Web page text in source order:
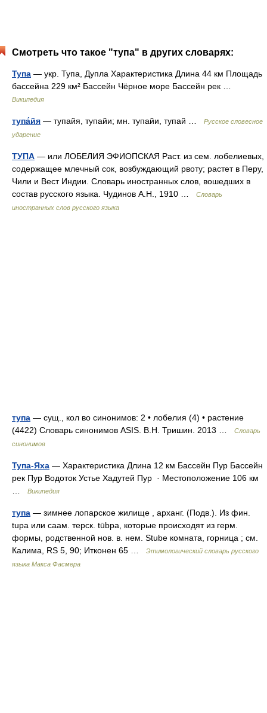
Смотреть что такое "тупа" в других словарях:
Тупа — укр. Тупа, Дупла Характеристика Длина 44 км Площадь
бассейна 229 км² Бассейн Чёрное море Бассейн рек …
Википедия
тупа́йя — тупайя, тупайи; мн. тупайи, тупай …
Русское словесное
ударение
ТУПА — или ЛОБЕЛИЯ ЭФИОПСКАЯ Раст. из сем. лобелиевых,
содержащее млечный сок, возбуждающий рвоту; растет в Перу,
Чили и Вест Индии. Словарь иностранных слов, вошедших в
состав русского языка. Чудинов А.Н., 1910 …
Словарь
иностранных слов русского языка
тупа — сущ., кол во синонимов: 2 • лобелия (4) • растение
(4422) Словарь синонимов ASIS. В.Н. Тришин. 2013 …
Словарь
синонимов
Тупа-Яха — Характеристика Длина 12 км Бассейн Пур Бассейн
рек Пур Водоток Устье Хадутей Пур · Местоположение 106 км
Википедия
тупа — зимнее лопарское жилище , арханг. (Подв.). Из фин.
tupa или саам. терск. tūbра, которые происходят из герм.
формы, родственной нов. в. нем. Stubе комната, горница ; см.
Калима, RS 5, 90; Итконен 65 …
Этимологический словарь русского
языка Макса Фасмера